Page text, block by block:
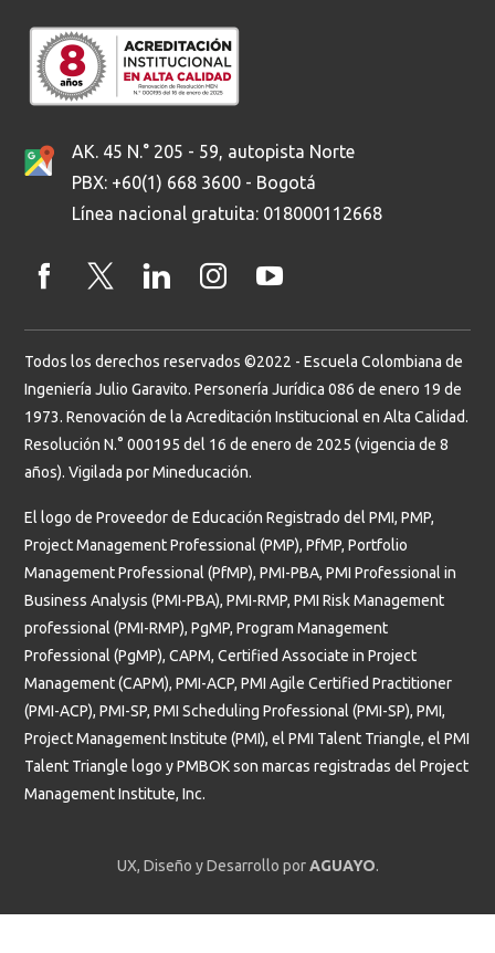
AK. 45 N.° 205 - 59, autopista Norte
PBX: +60(1) 668 3600 - Bogotá
Línea nacional gratuita: 018000112668
Todos los derechos reservados ©2022 - Escuela Colombiana de
Ingeniería Julio Garavito. Personería Jurídica 086 de enero 19 de
1973. Renovación de la Acreditación Institucional en Alta Calidad.
Resolución N.° 000195 del 16 de enero de 2025 (vigencia de 8
años). Vigilada por Mineducación.
El logo de Proveedor de Educación Registrado del PMI, PMP,
Project Management Professional (PMP), PfMP, Portfolio
Management Professional (PfMP), PMI-PBA, PMI Professional in
Business Analysis (PMI-PBA), PMI-RMP, PMI Risk Management
professional (PMI-RMP), PgMP, Program Management
Professional (PgMP), CAPM, Certified Associate in Project
Management (CAPM), PMI-ACP, PMI Agile Certified Practitioner
(PMI-ACP), PMI-SP, PMI Scheduling Professional (PMI-SP), PMI,
Project Management Institute (PMI), el PMI Talent Triangle, el PMI
Talent Triangle logo y PMBOK son marcas registradas del Project
Management Institute, Inc.
UX, Diseño y Desarrollo porAGUAYO.